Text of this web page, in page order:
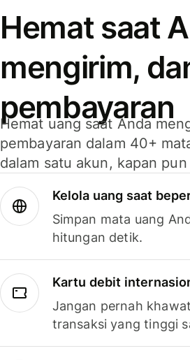
Hemat saat
mengirim,
pembayaran
Hemat uang saat Anda
pembayaran dalam 40+
dalam satu akun, kapan
Kelola uang saat
Simpan mata uang
hitungan detik.
Kartu debit
Jangan pernah
transaksi yang tinggi